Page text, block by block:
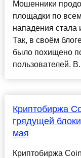
Мошенники
площадки по
нападения стала
Так, в своём
было похищено
пользователей.
Криптобиржа
грядущей
мая
Криптобиржа